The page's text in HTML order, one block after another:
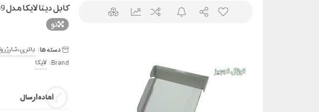
کابل دیتا لایکا مدل GEV189
نو
دسته ها: باتری ، شارژر
Brand: لایکا
آماده ارسال